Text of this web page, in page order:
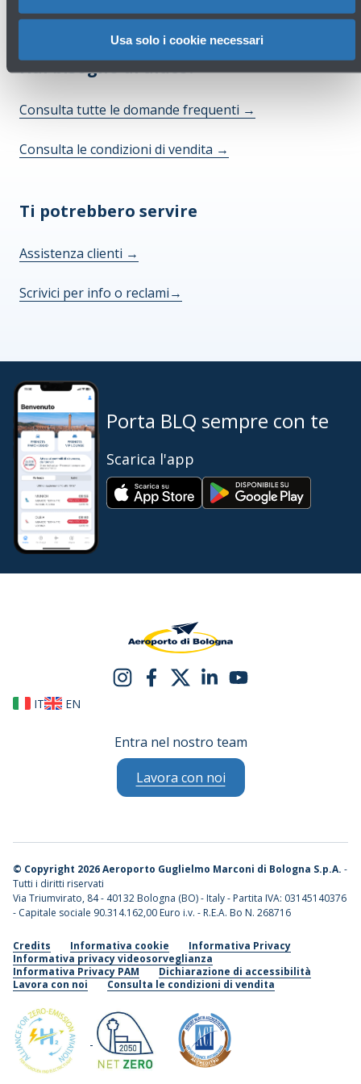
Usa solo i cookie necessari
Hai bisogno di aiuto?
Consulta tutte le domande frequenti →
Consulta le condizioni di vendita →
Ti potrebbero servire
Assistenza clienti →
Scrivici per info o reclami→
Porta BLQ sempre con te
Scarica l'app
IT EN
Entra nel nostro team
Lavora con noi
© Copyright 2026 Aeroporto Guglielmo Marconi di Bologna S.p.A. -
Tutti i diritti riservati
Via Triumvirato, 84 - 40132 Bologna (BO) - Italy - Partita IVA: 03145140376
- Capitale sociale 90.314.162,00 Euro i.v. - R.E.A. Bo N. 268716
Credits Informativa cookie
Informativa Privacy
Informativa privacy videosorveglianza
Informativa Privacy PAM
Dichiarazione di accessibilità
Lavora con noi
Consulta le condizioni di vendita